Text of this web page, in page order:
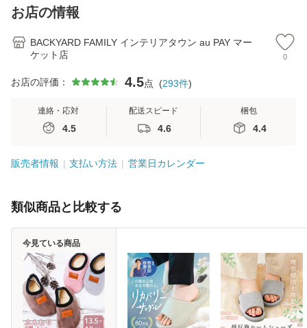
カバー 前 Keia＋
かわ
お店の情報
BACKYARD FAMILY インテリアタウン au PAY マー
ケット店
0
お店の評価： 4.5点 (293件)
連絡・応対
4.5
配送スピード
4.6
梱包
4.4
販売者情報 支払い方法 営業日カレンダー
類似商品と比較する
今見ている商品